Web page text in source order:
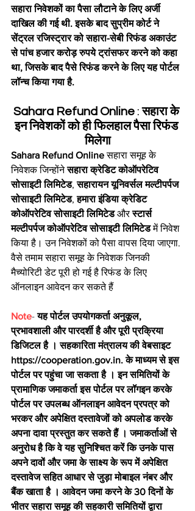
सहारा निवेशकों का पैसा लौटाने के लिए अर्जी
दाखिल की गई थी. इसके बाद सुप्रीम कोर्ट ने
सेंट्रल रजिस्ट्रार को सहारा-सेबी रिफंड अकाउंट
से पांच हजार करोड़ रुपये ट्रांसफर करने को कहा
था, जिसके बाद पैसे रिफंड करने के लिए यह पोर्टल
लॉन्च किया गया है.
Sahara Refund Online : सहारा के
इन निवेशकों को ही फिलहाल पैसा रिफंड
मिलेगा
Sahara Refund Online सहारा समूह के
निवेशक जिन्होंने सहारा क्रेडिट कोऑपरेटिव
सोसाइटी लिमिटेड, सहारायन यूनिवर्सल मल्टीपर्पज
सोसाइटी लिमिटेड, हमारा इंडिया क्रेडिट
कोऑपरेटिव सोसाइटी लिमिटेड और स्टार्स
मल्टीपर्पज कोऑपरेटिव सोसाइटी लिमिटेड में निवेश
किया है। उन निवेशकों को पैसा वापस दिया जाएगा.
वैसे तमाम सहारा समूह के निवेशक जिनकी
मैच्योरिटी डेट पूरी हो गई है रिफंड के लिए
ऑनलाइन आवेदन कर सकते हैं
Note- यह पोर्टल उपयोगकर्ता अनुकूल,
प्रभावशाली और पारदर्शी है और पूरी प्रक्रिया
डिजिटल है । सहकारिता मंत्रालय की वेबसाइट
https://cooperation.gov.in. के माध्‍यम से इस
पोर्टल पर पहुंचा जा सकता है । इन समितियों के
प्रामाणिक जमाकर्ता इस पोर्टल पर लॉगइन करके
पोर्टल पर उपलब्‍ध ऑनलाइन आवेदन प्रपत्र को
भरकर और अपेक्षित दस्‍तावेजों को अपलोड करके
अपना दावा प्रस्‍तुत कर सकते हैं । जमाकर्ताओं से
अनुरोध है कि वे यह सुनिश्चित करें कि उनके पास
अपने दावों और जमा के साक्ष्‍य के रूप में अपेक्षित
दस्‍तावेज सहित आधार से जुड़ा मोबाइल नंबर और
बैंक खाता है । आवेदन जमा करने के 30 दिनों के
भीतर सहारा समूह की सहकारी समितियों द्वारा